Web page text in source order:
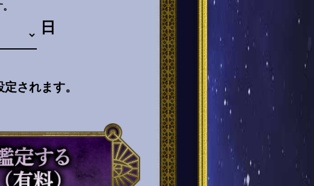
日
されます。